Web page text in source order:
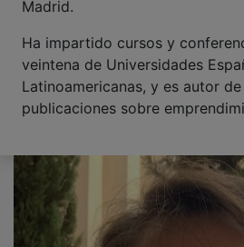
Madrid.
Ha impartido cursos y
veintena de Universidades
Latinoamericanas, y es autor
publicaciones sobre